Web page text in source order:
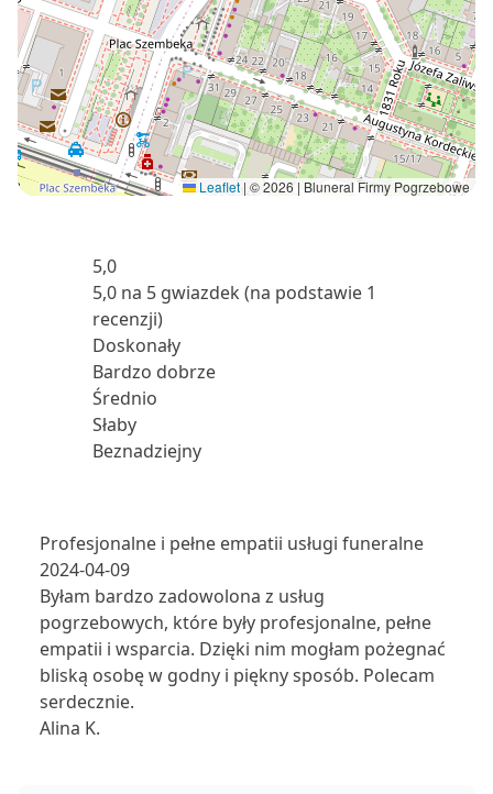
Leaflet | © 2026 | Bluneral Firmy Pogrzebowe
5,0
5,0 na 5 gwiazdek (na podstawie 1
recenzji)
Doskonały
Bardzo dobrze
Średnio
Słaby
Beznadziejny
Profesjonalne i pełne empatii usługi funeralne
2024-04-09
Byłam bardzo zadowolona z usług
pogrzebowych, które były profesjonalne, pełne
empatii i wsparcia. Dzięki nim mogłam pożegnać
bliską osobę w godny i piękny sposób. Polecam
serdecznie.
Alina K.